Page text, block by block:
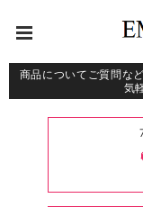
商品についてご質問な
気